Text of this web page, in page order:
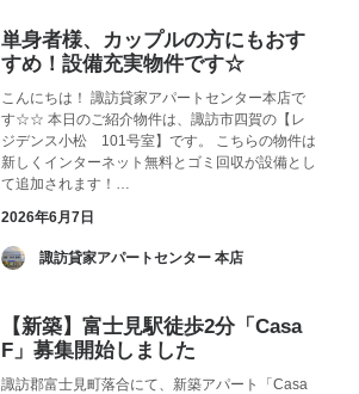
単身者様、カップルの方にもおす
すめ！設備充実物件です☆
こんにちは！ 諏訪貸家アパートセンター本店で
す☆☆ 本日のご紹介物件は、諏訪市四賀の【レ
ジデンス小松 101号室】です。 こちらの物件は
新しくインターネット無料とゴミ回収が設備とし
て追加されます！…
2026年6月7日
­ 諏訪貸家アパートセンター 本店
【新築】富士見駅徒歩2分「Casa
F」募集開始しました
諏訪郡富士見町落合にて、新築アパート「Casa